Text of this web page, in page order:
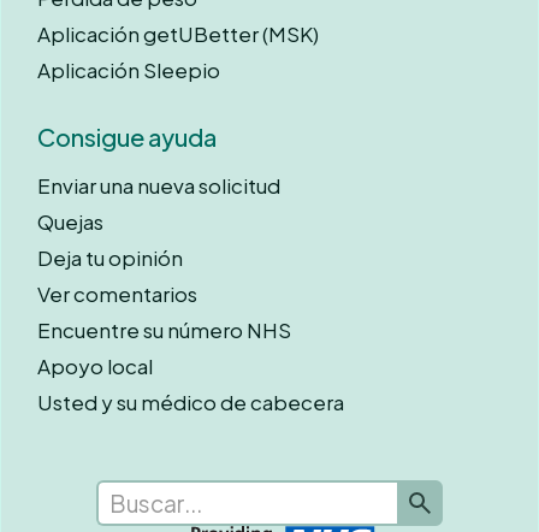
Aplicación getUBetter (MSK)
Aplicación Sleepio
Consigue ayuda
Enviar una nueva solicitud
Quejas
Deja tu opinión
Ver comentarios
Encuentre su número NHS
Apoyo local
Usted y su médico de cabecera